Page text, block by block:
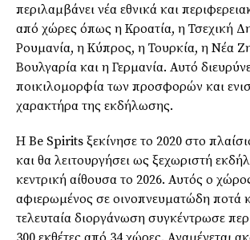
περιλαμβάνει νέα εθνικά και
από χώρες όπως η Κροατία, η Τσεχική
Ρουμανία, η Κύπρος, η Τουρκία, η Νέα
Βουλγαρία και η Γερμανία. Αυτό
ποικιλομορφία των προσφορών και
χαρακτήρα της εκδήλωσης.
Η Be Spirits ξεκίνησε το 2020 στο
και θα λειτουργήσει ως ξεχωριστή
κεντρική αίθουσα το 2026. Αυτός ο
αφιερωμένος σε οινοπνευματώδη ποτά
τελευταία διοργάνωση συγκέντρωσε